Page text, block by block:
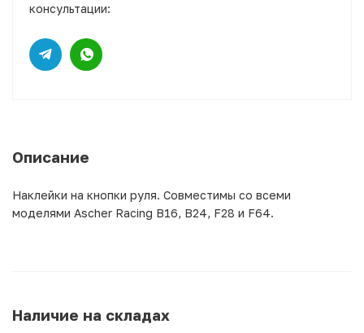
консультации:
Описание
Наклейки на кнопки руля. Совместимы со всеми
моделями Ascher Racing B16, B24, F28 и F64.
Наличие на складах